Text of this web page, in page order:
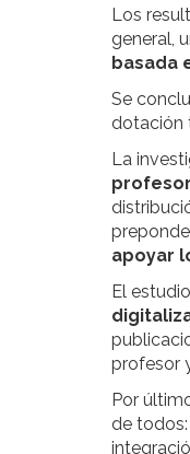
Los
general,
basada
Se
dotación
La
apoyar
El
profesor
Por
de